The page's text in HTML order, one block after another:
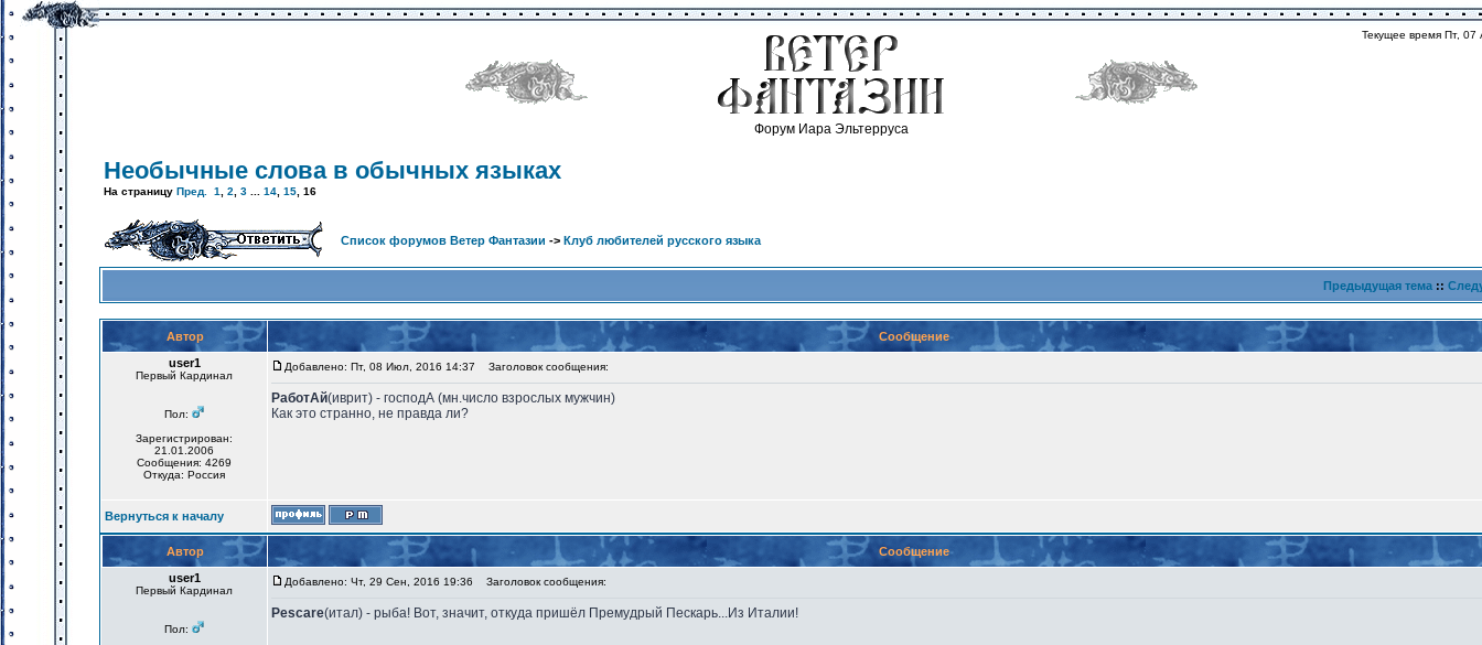
Форум Иара Эльтерруса
Текущее время Пт, 07
Необычные слова в обычных языках
На страницу Пред. 1 2 3 14 15 16
Список форумов Ветер Фантазии -> Клуб любителей русского языка
Предыдущая тема ::
Автор
Сообщение
user1
Первый Кардинал
Пол:
Зарегистрирован:
21.01.2006
Сообщения: 4269
Откуда: Россия
Добавлено: Пт, 08 Июл, 2016 14:37 Заголовок сообщения:
РаботАй(иврит) - господА (мн.число взрослых мужчин)
Как это странно, не правда ли?
Вернуться к началу
Автор
Сообщение
user1
Первый Кардинал
Пол:
Добавлено: Чт, 29 Сен, 2016 19:36 Заголовок сообщения:
Pescare(итал) - рыба! Вот, значит, откуда пришёл Премудрый Пескарь...Из Италии!